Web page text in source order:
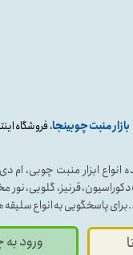
بازار منبت چوبینجا، فروشگاه
انواع ابزار منبت چوبی، ام
قرنیز، گلویی، نور
...برای پاسخگویی به انواع
ورود